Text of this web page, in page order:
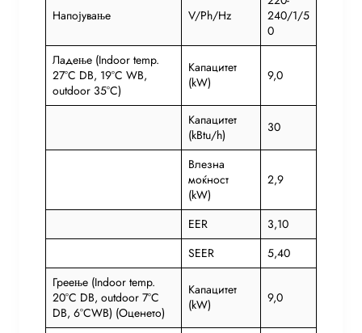
Напојување V/Ph/Hz
240/1/5
0
Ладење (Indoor temp.
27°C DB, 19°C WB,
outdoor 35°C)
Капацитет
(kW)
9,0
Капацитет
(kBtu/h)
30
Влезна
моќност
(kW)
2,9
EER
3,10
SEER
5,40
Греење (Indoor temp.
20°C DB, outdoor 7°C
DB, 6°CWB) (Оценето)
Капацитет
(kW)
9,0